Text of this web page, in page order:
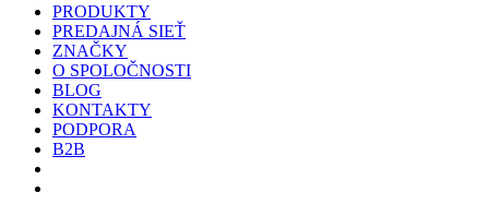
PRODUKTY
PREDAJNÁ SIEŤ
ZNAČKY
O SPOLOČNOSTI
BLOG
KONTAKTY
PODPORA
B2B